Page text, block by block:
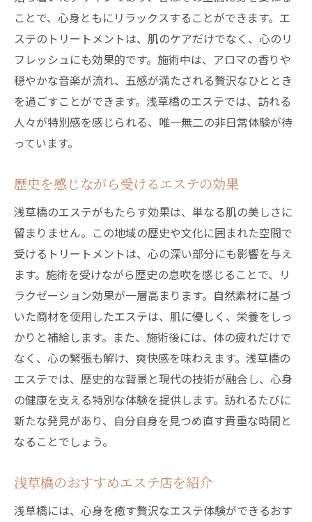
ことで、心身ともにリラックスすることができます。エ
ステのトリートメントは、肌のケアだけでなく、心のリ
フレッシュにも効果的です。施術中は、アロマの香りや
穏やかな音楽が流れ、五感が満たされる贅沢なひととき
を過ごすことができます。浅草橋のエステでは、訪れる
人々が特別感を感じられる、唯一無二の非日常体験が待
っています。
歴史を感じながら受けるエステの効果
浅草橋のエステがもたらす効果は、単なる肌の美しさに
留まりません。この地域の歴史や文化に囲まれた空間で
受けるトリートメントは、心の深い部分にも影響を与え
ます。施術を受けながら歴史の息吹を感じることで、リ
ラクゼーション効果が一層高まります。自然素材に基づ
いた商材を使用したエステは、肌に優しく、栄養をしっ
かりと補給します。また、施術後には、体の疲れだけで
なく、心の緊張も解け、爽快感を味わえます。浅草橋の
エステでは、歴史的な背景と現代の技術が融合し、心身
の健康を支える特別な体験を提供します。訪れるたびに
新たな発見があり、自分自身を見つめ直す貴重な時間と
なることでしょう。
浅草橋のおすすめエステ店を紹介
浅草橋には、心身を癒す贅沢なエステ体験ができるおす